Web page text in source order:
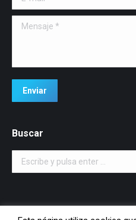
Mensaje *
Enviar
Buscar
Buscar: